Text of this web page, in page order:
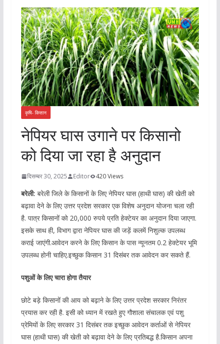
कृषि- किसान
नेपियर घास उगाने पर किसानो
को दिया जा रहा है अनुदान
दिसम्बर 30, 2025 Editor 420 Views
बरेली: बरेली जिले के किसानों के लिए नेपियर घास (हाथी घास) की खेती को
बढ़ावा देने के लिए उत्तर प्रदेश सरकार एक विशेष अनुदान योजना चला रही
है. पात्र किसानों को 20,000 रुपये प्रति हेक्टेयर का अनुदान दिया जाएगा.
इसके साथ ही, विभाग द्वारा नेपियर घास की जड़ें कलमें निशुल्क उपलब्ध
कराई जाएंगी.आवेदन करने के लिए किसान के पास न्यूनतम 0.2 हेक्टेयर भूमि
उपलब्ध होनी चाहिए.इच्छुक किसान 31 दिसंबर तक आवेदन कर सकते हैं.
पशुओं के लिए चारा होगा तैयार
छोटे बड़े किसानों की आय को बढ़ाने के लिए उत्तर प्रदेश सरकार निरंतर
प्रयास कर रही है. इसी को ध्यान में रखते हुए गौशाला संचालक एवं पशु
प्रेमियों के लिए सरकार 31 दिसंबर तक इच्छुक आवेदन कर्ताओं से नेपियर
घास (हाथी घास) की खेती को बढ़ावा देने के लिए प्रतिबद्ध है.किसान अपना